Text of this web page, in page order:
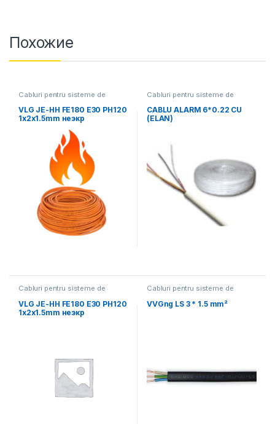
Похожие
Cabluri pentru sisteme de
alarma de incendiu si securitate
VLG JE-HH FE180 E30 PH120
1x2x1.5mm неэкр
Cabluri pentru sisteme de
alarma de incendiu si securitate
CABLU ALARM 6*0.22 CU
(ELAN)
Cabluri pentru sisteme de
VLG JE-HH FE180 E30 PH120
1x2x1.5mm неэкр
Cabluri pentru sisteme de
VVGng LS 3 * 1.5 mm²